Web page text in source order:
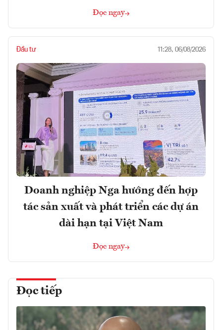
Đọc ngay
Đầu tư 11:28, 06/08/2026
Doanh nghiệp Nga hướng đến hợp
tác sản xuất và phát triển các dự án
dài hạn tại Việt Nam
Đọc ngay
Đọc tiếp